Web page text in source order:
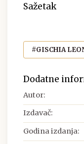
Sažetak
#GISCHIA
Dodatne
Autor:
Izdavač:
Godina izdanja: